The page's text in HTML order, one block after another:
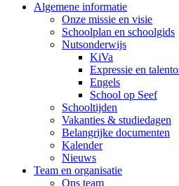
Algemene informatie
Onze missie en visie
Schoolplan en schoolgids
Nutsonderwijs
KiVa
Expressie en
Engels
School op Seef
Schooltijden
Vakanties & studiedagen
Belangrijke documenten
Kalender
Nieuws
Team en organisatie
Ons team